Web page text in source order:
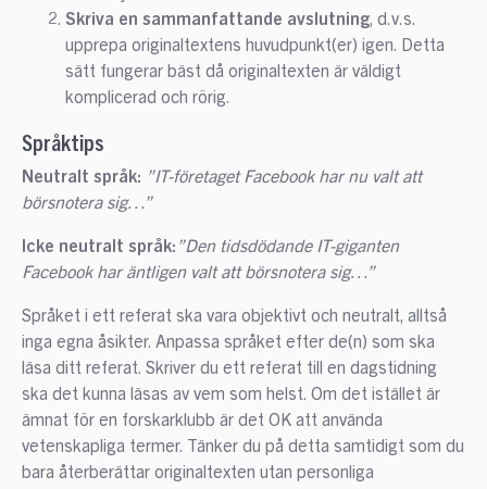
Skriva en sammanfattande avslutning, d.v.s.
upprepa originaltextens huvudpunkt(er) igen. Detta
sätt fungerar bäst då originaltexten är väldigt
komplicerad och rörig.
Språktips
Neutralt språk: ”IT-företaget Facebook har nu valt att
börsnotera sig…”
Icke neutralt språk: ”Den tidsdödande IT-giganten
Facebook har äntligen valt att börsnotera sig…”
Språket i ett referat ska vara objektivt och neutralt, alltså
inga egna åsikter. Anpassa språket efter de(n) som ska
läsa ditt referat. Skriver du ett referat till en dagstidning
ska det kunna läsas av vem som helst. Om det istället är
ämnat för en forskarklubb är det OK att använda
vetenskapliga termer. Tänker du på detta samtidigt som du
bara återberättar originaltexten utan personliga